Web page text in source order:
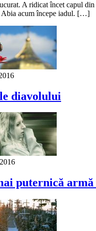
A ridicat încet capul
Abia acum începe iadul. […]
diavolului
puterniсă